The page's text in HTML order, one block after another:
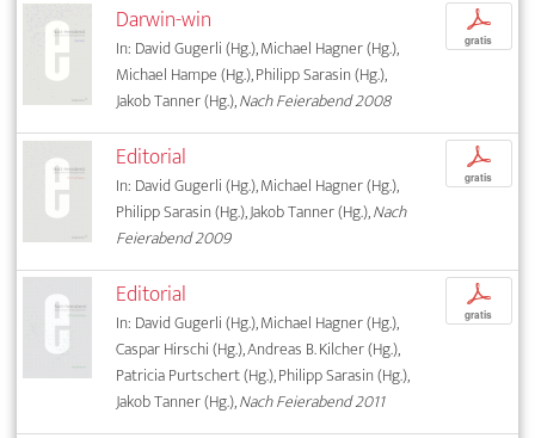
Darwin-win
In: David Gugerli (Hg.), Michael Hagner (Hg.),
Michael Hampe (Hg.), Philipp Sarasin (Hg.),
Jakob Tanner (Hg.),Nach Feierabend 2008
p
gratis
Editorial
In: David Gugerli (Hg.), Michael Hagner (Hg.),
Philipp Sarasin (Hg.), Jakob Tanner (Hg.),Nach
Feierabend 2009
p
gratis
Editorial
In: David Gugerli (Hg.), Michael Hagner (Hg.),
Caspar Hirschi (Hg.), Andreas B. Kilcher (Hg.),
Patricia Purtschert (Hg.), Philipp Sarasin (Hg.),
Jakob Tanner (Hg.),Nach Feierabend 2011
p
gratis